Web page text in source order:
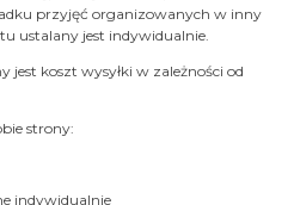
przyjęć organizowanych w inny
ustalany jest indywidualnie.
koszt wysyłki w zależności od
strony:
indywidualnie